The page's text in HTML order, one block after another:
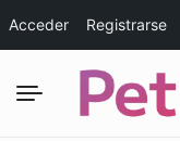
Acceder Registrarse